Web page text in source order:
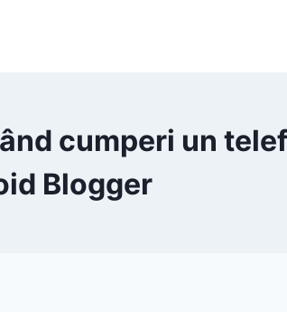
cumperi un
Blogger